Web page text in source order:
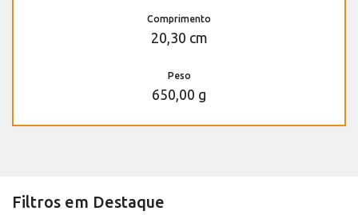
Comprimento
20,30 cm
Peso
650,00 g
Filtros em Destaque